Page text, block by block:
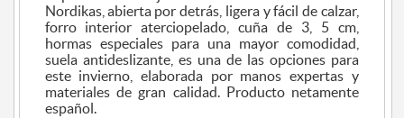
Nordikas, abierta por detrás, ligera y fácil de calzar,
forro interior aterciopelado, cuña de 3, 5 cm,
hormas especiales para una mayor comodidad,
suela antideslizante, es una de las opciones para
este invierno, elaborada por manos expertas y
materiales de gran calidad. Producto netamente
español.